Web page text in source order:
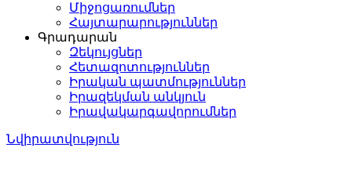
Միջոցառումներ
Հայտարարություններ
Գրադարան
Զեկույցներ
Հետազոտություններ
Իրական պատմություններ
Իրազեկման անկյուն
Իրավակարգավորումներ
Նվիրատվություն